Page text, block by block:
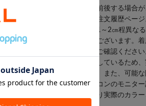
※生産の都合上、お届け時期が前後する場合
約商品のお届け時期の確認は、注文履歴ページ
※個体差があるため、サイズが1～2㎝程異な
※お色物は色移りする可能性がございます。
りますアテンションタグを必ずご確認ください
※商品画像はサンプル品を使用しているため
が若干異なる場合がございます。また、可能
ていますが、使用しているパソコンのモニター
携帯電話のメーカー・機種により実際のカラ